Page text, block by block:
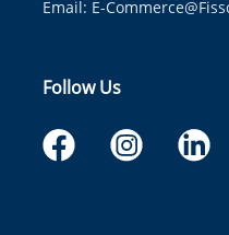
Email: E-
Follow Us